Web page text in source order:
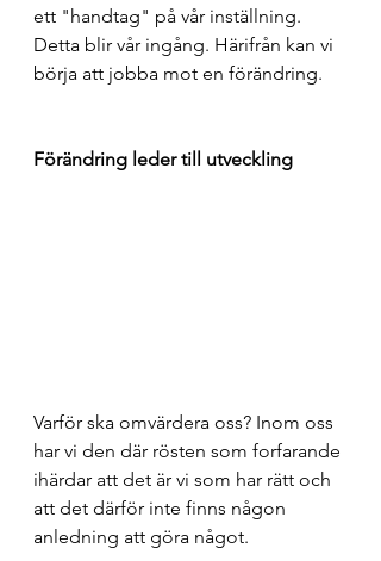
ett "handtag" på vår inställning.
Detta blir vår ingång. Härifrån kan vi
börja att jobba mot en förändring.
Förändring leder till utveckling
Varför ska omvärdera oss? Inom oss
har vi den där rösten som forfarande
ihärdar att det är vi som har rätt och
att det därför inte finns någon
anledning att göra något.